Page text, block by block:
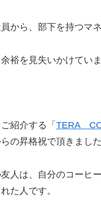
から、部下を持つマ
裕を見失いかけていま
紹介する「 TERA
の昇格祝で頂きました
人は、自分のコーヒ
た人です。